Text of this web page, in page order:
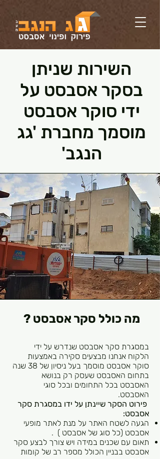
השירות שניתן
בסקר אסבסט על
ידי סוקר אסבסט
מוסמך מחברת 'גג
הנגב'
מה כולל סקר אסבסט ?
במסגרת סקר אסבסט שנדרש על ידי
הלקוח אנחנו מבצעים סקירה באמצעות
סוקר אסבסט מוסמך בעל ניסיון של 38 שנה
בתחום האסבסט שעסק רק בנושא
האסבסט בכל התחומים ובכל סוגי
האסבסט.
פירוט הסקר שיינתן על ידו במסגרת סקר
אסבסט:
הגעה לשטח האתר על מנת לאתר מופעי
אסבסט (כל סוג של אסבסט ) .
תאום עם שכנים במידה ויש צורך לבצע סקר
אסבסט בבניין הכולל מספר רב של קומות